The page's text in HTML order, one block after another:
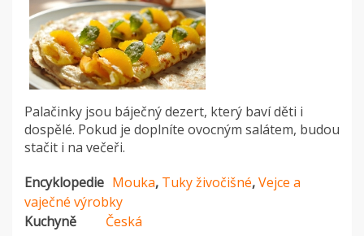
Palačinky jsou báječný dezert, který baví děti i
dospělé. Pokud je doplníte ovocným salátem, budou
stačit i na večeři.
Encyklopedie Mouka, Tuky živočišné,Vejce a
vaječné výrobky
Kuchyně
Česká